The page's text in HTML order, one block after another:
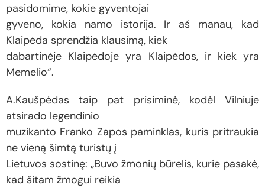
pasidomime, kokie gyventojai
gyveno, kokia namo istorija. Ir aš manau, kad
Klaipėda sprendžia klausimą, kiek
dabartinėje Klaipėdoje yra Klaipėdos, ir kiek yra
Memelio“.
A.Kaušpėdas taip pat prisiminė, kodėl Vilniuje
atsirado legendinio
muzikanto Franko Zapos paminklas, kuris pritraukia
ne vieną šimtą turistų į
Lietuvos sostinę: „Buvo žmonių būrelis, kurie pasakė,
kad šitam žmogui reikia